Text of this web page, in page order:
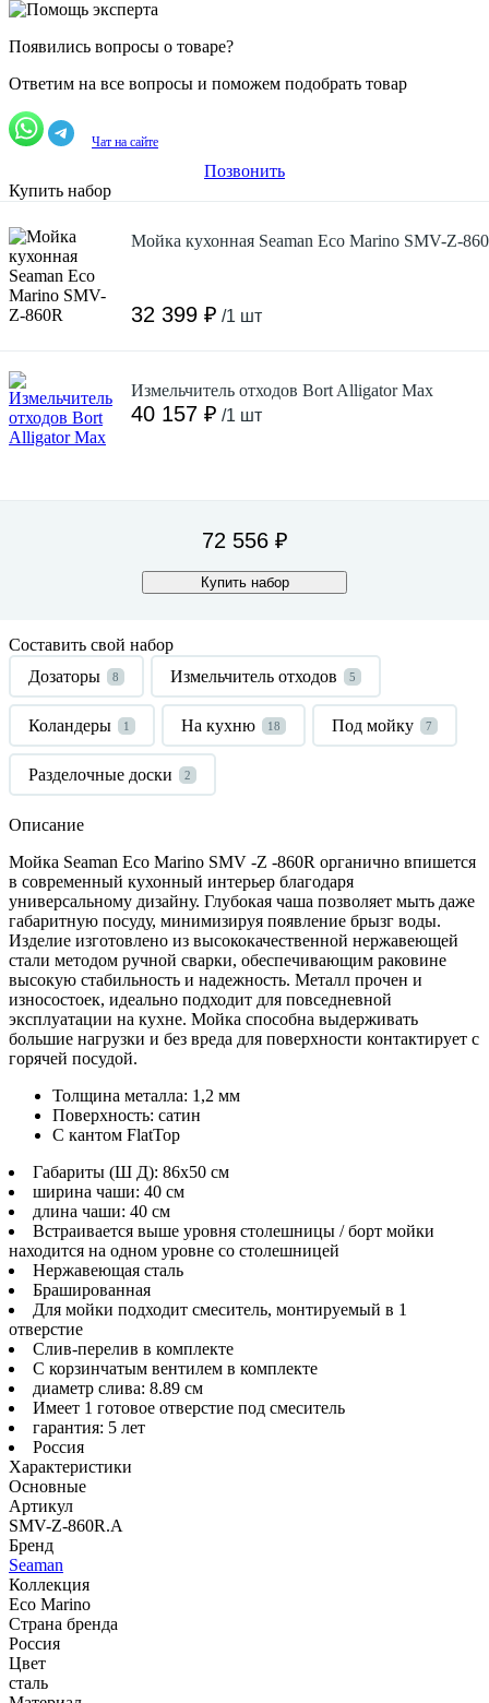
Появились вопросы о товаре?
Ответим на все вопросы и поможем подобрать товар
Чат на сайте
Позвонить
Купить набор
Мойка кухонная Seaman Eco Marino SMV-Z-
32 399 ₽ /1 шт
Измельчитель отходов Bort Alligator Max
40 157 ₽ /1 шт
72 556 ₽
Купить набор
Составить свой набор
Дозаторы
8 Измельчитель отходов 5
Коландеры 1 На кухню 18 Под мойку 7
Разделочные доски 2
Описание
Мойка Seaman Eco Marino SMV -Z -860R органично впишется
в современный кухонный интерьер благодаря
универсальному дизайну. Глубокая чаша позволяет мыть даже
габаритную посуду, минимизируя появление брызг воды.
Изделие изготовлено из высококачественной нержавеющей
стали методом ручной сварки, обеспечивающим раковине
высокую стабильность и надежность. Металл прочен и
износостоек, идеально подходит для повседневной
эксплуатации на кухне. Мойка способна выдерживать
большие нагрузки и без вреда для поверхности контактирует с
горячей посудой.
Толщина металла: 1,2 мм
Поверхность: сатин
С кантом FlatTop
Габариты (Ш Д): 86x50 см
ширина чаши: 40 см
длина чаши: 40 см
Встраивается выше уровня столешницы / борт мойки
находится на одном уровне со столешницей
Нержавеющая сталь
Брашированная
Для мойки подходит смеситель, монтируемый в 1
отверстие
Слив-перелив в комплекте
С корзинчатым вентилем в комплекте
диаметр слива: 8.89 см
Имеет 1 готовое отверстие под смеситель
гарантия: 5 лет
Россия
Характеристики
Основные
Артикул
SMV-Z-860R.A
Бренд
Seaman
Коллекция
Eco Marino
Страна бренда
Россия
Цвет
сталь